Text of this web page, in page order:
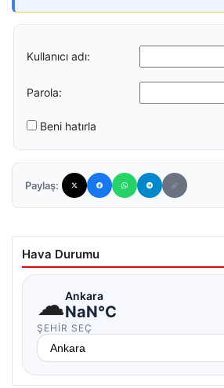
Kullanıcı adı:
Parola:
Beni hatırla
Paylaş:
Hava Durumu
☁Ankara
NaN°C
ŞEHIR SEÇ